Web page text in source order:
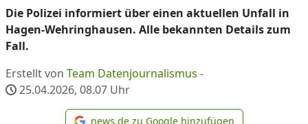
Die Polizei informiert über einen aktuellen Unfall in
Hagen-Wehringhausen. Alle bekannten Details zum
Fall.
Erstellt von Team Datenjournalismus -
25.04.2026, 08.07 Uhr
news.de zu Google hinzufügen